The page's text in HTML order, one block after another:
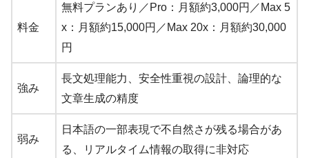
料金
無料プランあり／Pro：月額約3,000円／Max 5
x：月額約15,000円／Max 20x：月額約30,000
円
強み
長文処理能力、安全性重視の設計、論理的な
文章生成の精度
弱み
日本語の一部表現で不自然さが残る場合があ
る、リアルタイム情報の取得に非対応